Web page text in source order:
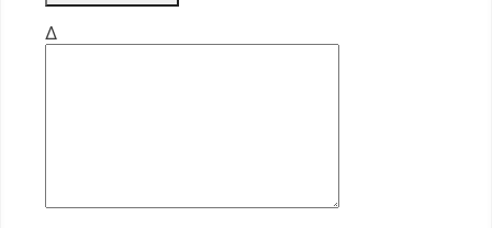
Δ